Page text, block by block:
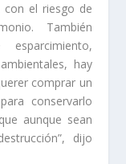
el riesgo de
También
hay
comprar un
conservarlo
aunque sean
dijo